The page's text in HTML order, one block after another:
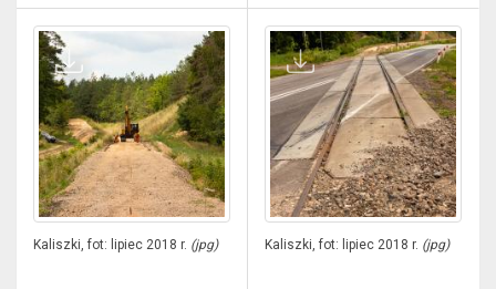
Kaliszki, fot: lipiec 2018 r. (jpg) Kaliszki, fot: lipiec 2018 r. (jpg)